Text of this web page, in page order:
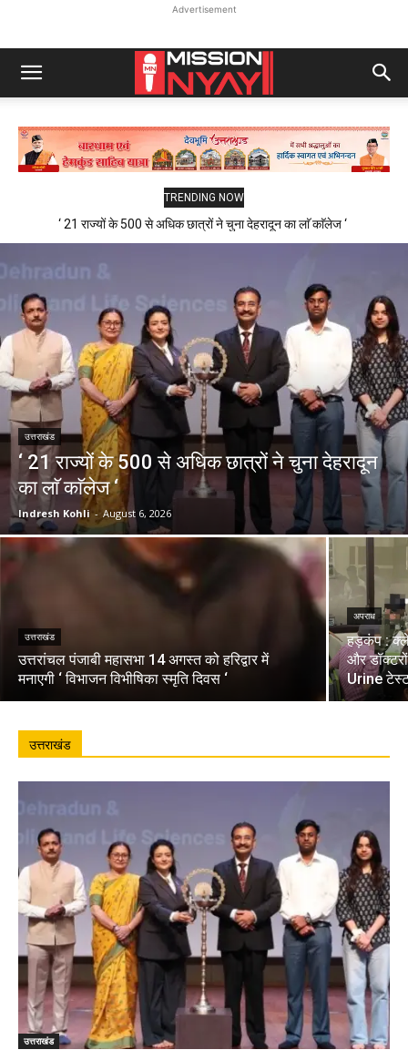
Advertisement
TRENDING NOW
‘ 21 राज्यों के 500 से अधिक छात्रों ने चुना देहरादून का लाॅ काॅलेज ‘
उत्तराखंड
‘ 21 राज्यों के 500 से अधिक छात्रों ने चुना देहरादून
का लाॅ काॅलेज ‘
Indresh Kohli - August 6, 2026
उत्तराखंड
उत्तरांचल पंजाबी महासभा 14 अगस्त को हरिद्वार में
मनाएगी ‘ विभाजन विभीषिका स्मृति दिवस ‘
अपराध
हड़कंप :
और
Urine
उत्तराखंड
उत्तराखंड